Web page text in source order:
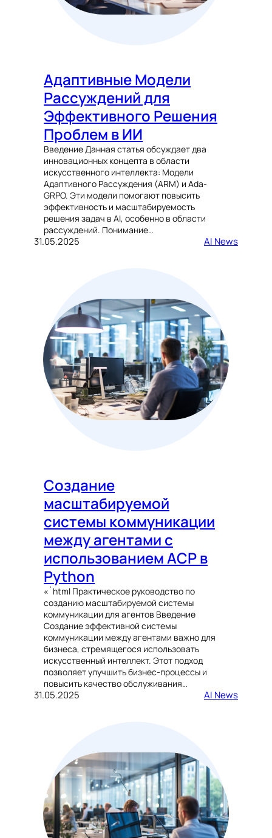
Адаптивные Модели
Рассуждений для
Эффективного Решения
Проблем в ИИ
Введение Данная статья обсуждает два
инновационных концепта в области
искусственного интеллекта: Модели
Адаптивного Рассуждения (ARM) и Ada-
GRPO. Эти модели помогают повысить
эффективность и масштабируемость
решения задач в AI, особенно в области
рассуждений. Понимание…
31.05.2025 AI News
Создание
масштабируемой
системы коммуникации
между агентами с
использованием ACP в
Python
«`html Практическое руководство по
созданию масштабируемой системы
коммуникации для агентов Введение
Создание эффективной системы
коммуникации между агентами важно для
бизнеса, стремящегося использовать
искусственный интеллект. Этот подход
позволяет улучшить бизнес-процессы и
повысить качество обслуживания…
31.05.2025 AI News